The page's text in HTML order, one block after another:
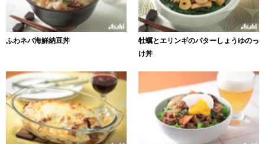
ふわネバ海鮮納豆丼
牡蠣とエリンギのバターしょうゆのっ
け丼